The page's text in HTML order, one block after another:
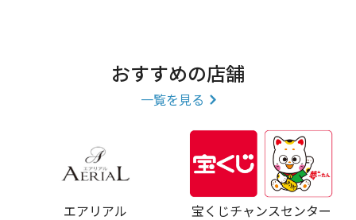
おすすめの店舗
一覧を見る
エアリアル 宝くじチャンスセンター